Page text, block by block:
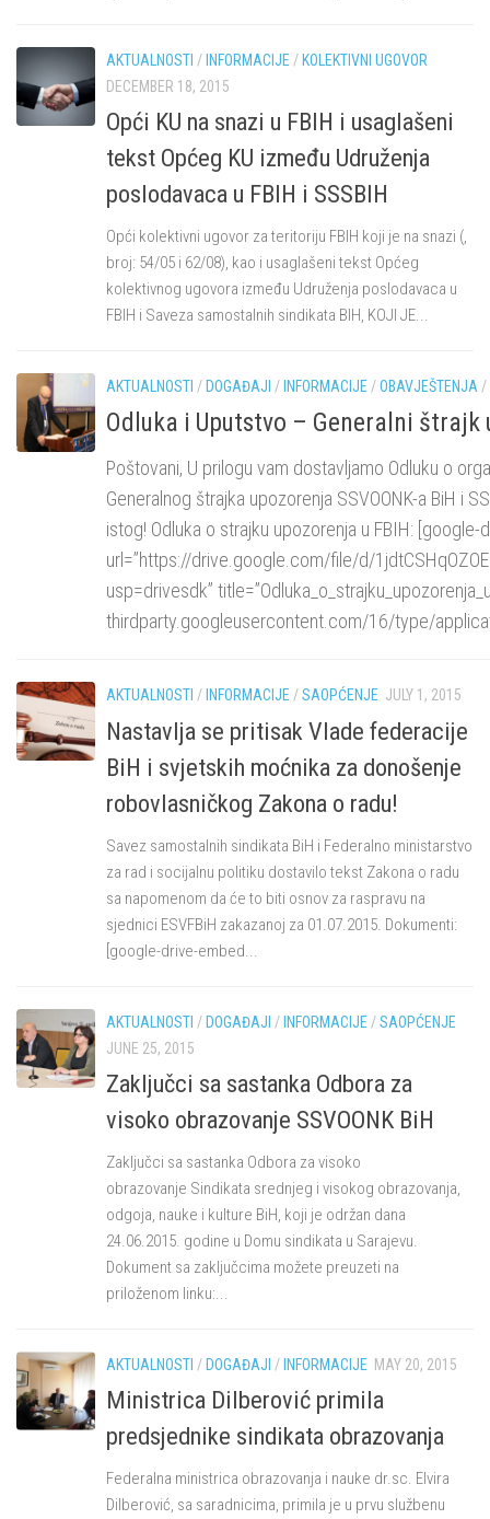
AKTUALNOSTI / INFORMACIJE / KOLEKTIVNI UGOVOR
DECEMBER 18, 2015
Opći KU na snazi u FBIH i usaglašeni
tekst Općeg KU između Udruženja
poslodavaca u FBIH i SSSBIH
Opći kolektivni ugovor za teritoriju FBIH koji je na snazi (,
broj: 54/05 i 62/08), kao i usaglašeni tekst Općeg
kolektivnog ugovora između Udruženja poslodavaca u
FBIH i Saveza samostalnih sindikata BIH, KOJI JE...
AKTUALNOSTI / DOGAĐAJI / INFORMACIJE /OBAVJEŠTENJA /
Odluka i Uputstvo – Generalni štrajk
Poštovani, U prilogu vam dostavljamo Odluku o
Generalnog štrajka upozorenja SSVOONK-a BiH i
istog! Odluka o strajku upozorenja u FBIH: [google-
url=”https://drive.google.com/file/d/
usp=drivesdk”
thirdparty.googleusercontent.com/16/type/
AKTUALNOSTI / INFORMACIJE /SAOPĆENJE JULY 1, 2015
Nastavlja se pritisak Vlade federacije
BiH i svjetskih moćnika za donošenje
robovlasničkog Zakona o radu!
Savez samostalnih sindikata BiH i Federalno ministarstvo
za rad i socijalnu politiku dostavilo tekst Zakona o radu
sa napomenom da će to biti osnov za raspravu na
sjednici ESVFBiH zakazanoj za 01.07.2015. Dokumenti:
[google-drive-embed...
AKTUALNOSTI /DOGAĐAJI /INFORMACIJE /SAOPĆENJE
JUNE 25, 2015
Zaključci sa sastanka Odbora za
visoko obrazovanje SSVOONK BiH
Zaključci sa sastanka Odbora za visoko
obrazovanje Sindikata srednjeg i visokog obrazovanja,
odgoja, nauke i kulture BiH, koji je održan dana
24.06.2015. godine u Domu sindikata u Sarajevu.
Dokument sa zaključcima možete preuzeti na
priloženom linku:...
AKTUALNOSTI / DOGAĐAJI / INFORMACIJE MAY 20, 2015
Ministrica Dilberović primila
predsjednike sindikata obrazovanja
Federalna ministrica obrazovanja i nauke dr.sc. Elvira
Dilberović, sa saradnicima, primila je u prvu službenu